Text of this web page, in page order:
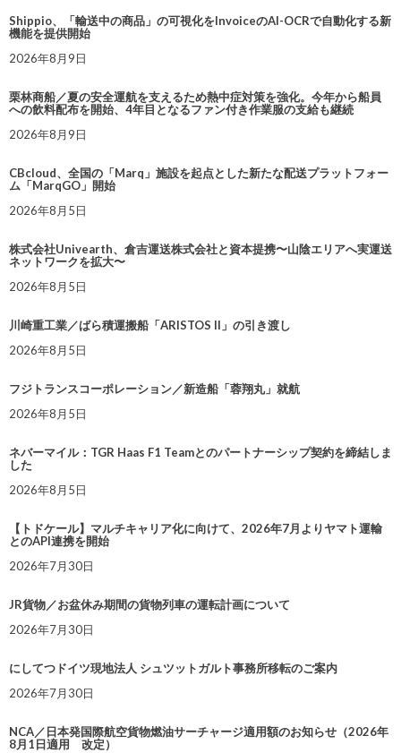
Shippio、「輸送中の商品」の可視化をInvoiceのAI-OCRで自動化する新
機能を提供開始
2026年8月9日
栗林商船／夏の安全運航を支えるため熱中症対策を強化。今年から船員
への飲料配布を開始、4年目となるファン付き作業服の支給も継続
2026年8月9日
CBcloud、全国の「Marq」施設を起点とした新たな配送プラットフォー
ム「MarqGO」開始
2026年8月5日
株式会社Univearth、倉吉運送株式会社と資本提携〜山陰エリアへ実運送
ネットワークを拡大〜
2026年8月5日
川崎重工業／ばら積運搬船「ARISTOS II」の引き渡し
2026年8月5日
フジトランスコーポレーション／新造船「蓉翔丸」就航
2026年8月5日
ネバーマイル：TGR Haas F1 Teamとのパートナーシップ契約を締結しま
した
2026年8月5日
【トドケール】マルチキャリア化に向けて、2026年7月よりヤマト運輸
とのAPI連携を開始
2026年7月30日
JR貨物／お盆休み期間の貨物列車の運転計画について
2026年7月30日
にしてつドイツ現地法人 シュツットガルト事務所移転のご案内
2026年7月30日
NCA／日本発国際航空貨物燃油サーチャージ適用額のお知らせ（2026年
8月1日適用 改定）